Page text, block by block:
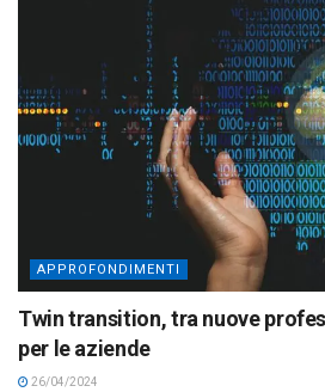
APPROFONDIMENTI
Twin transition, tra nuove
per le aziende
26/04/2024